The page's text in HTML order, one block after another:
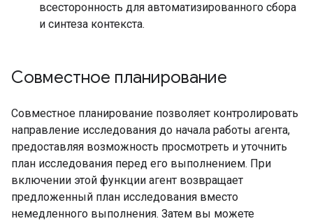
всесторонность для автоматизированного сбора
и синтеза контекста.
Совместное планирование
Совместное планирование позволяет контролировать
направление исследования до начала работы агента,
предоставляя возможность просмотреть и уточнить
план исследования перед его выполнением. При
включении этой функции агент возвращает
предложенный план исследования вместо
немедленного выполнения. Затем вы можете